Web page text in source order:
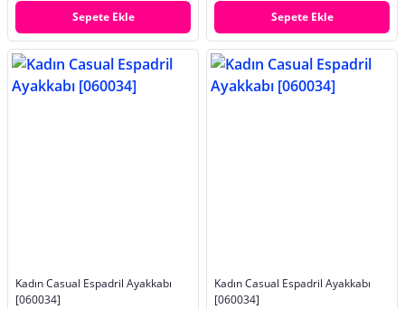
Sepete Ekle Sepete Ekle
Kadın Casual Espadril Ayakkabı
[060034]
Kadın Casual Espadril Ayakkabı
[060034]